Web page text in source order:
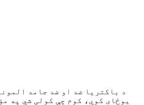
د باکتریا ضد او ضد جامد
یوځای کوي، کوم چې کولی شي په